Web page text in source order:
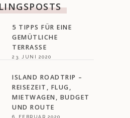
5 TIPPS FÜR EINE
GEMÜTLICHE
TERRASSE
23. JUNI 2020
ISLAND ROADTRIP –
REISEZEIT, FLUG,
MIETWAGEN, BUDGET
UND ROUTE
6. FEBRUAR 2020